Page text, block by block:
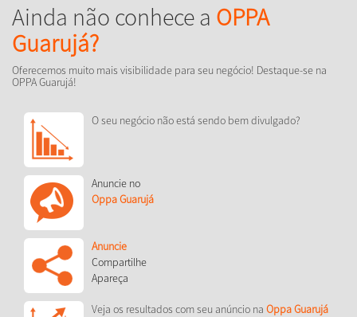
Ainda não conhece a OPPA
Guarujá?
Oferecemos muito mais visibilidade para seu negócio! Destaque-se na
OPPA Guarujá!
O seu negócio não está sendo bem divulgado?
Anuncie no
Oppa Guarujá
Anuncie
Compartilhe
Apareça
Veja os resultados com seu anúncio na Oppa Guarujá